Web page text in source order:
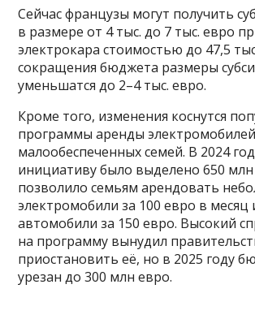
Сейчас французы могут получить
в размере от 4 тыс. до 7 тыс. евро
электрокара стоимостью до 47,5
сокращения бюджета размеры
уменьшатся до 2–4 тыс. евро.
Кроме того, изменения коснутся
программы аренды
малообеспеченных семей. В 2024
инициативу было выделено 650
позволило семьям арендовать
электромобили за 100 евро в месяц
автомобили за 150 евро. Высокий
на программу вынудил
приостановить её, но в 2025 году
урезан до 300 млн евро.